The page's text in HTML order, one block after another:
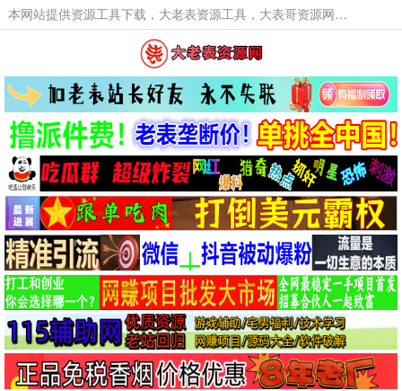
本网站提供资源工具下载，大老表资源工具，大表哥资源网软件工具，大老表资源下载，活动线报福利资源分享,活动线报，大型网游经典游戏，网络热门技术游戏辅助交流与分享。